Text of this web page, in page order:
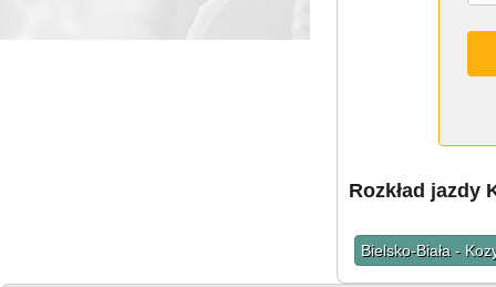
Rozkład jazdy
Bielsko-Biała -